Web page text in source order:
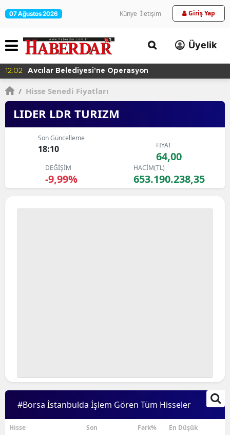
07 Ağustos 2026 Künye İletişim Giriş Yap
Üyelik
12:02 Avcılar Belediyesi'ne Operasyon
/ Hisse Senedi Fiyatları
LIDER LDR TURIZM
Son Güncelleme
18:10 FİYAT
64,00
DEĞİŞİM
-9,99%
HACİM(TL)
653.190.238,35
#Borsa İstanbulda İşlem Gören Tüm Hisseler
Hisse Son Fark% En Düşük